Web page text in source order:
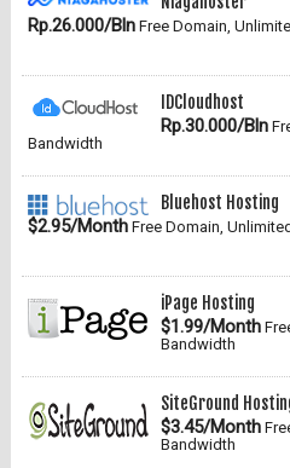
Rp.26.000/BlnFree Domain,
IDCloudhost
Rp.30.000/Bln
Bandwidth
Bluehost Hosting
$2.95/MonthFree Domain,
iPage Hosting
$1.99/Month
Bandwidth
SiteGround
$3.45/Month
Bandwidth